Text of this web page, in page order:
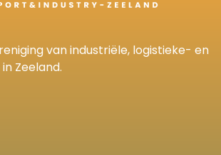
van industriële, logistieke- en
Zeeland.